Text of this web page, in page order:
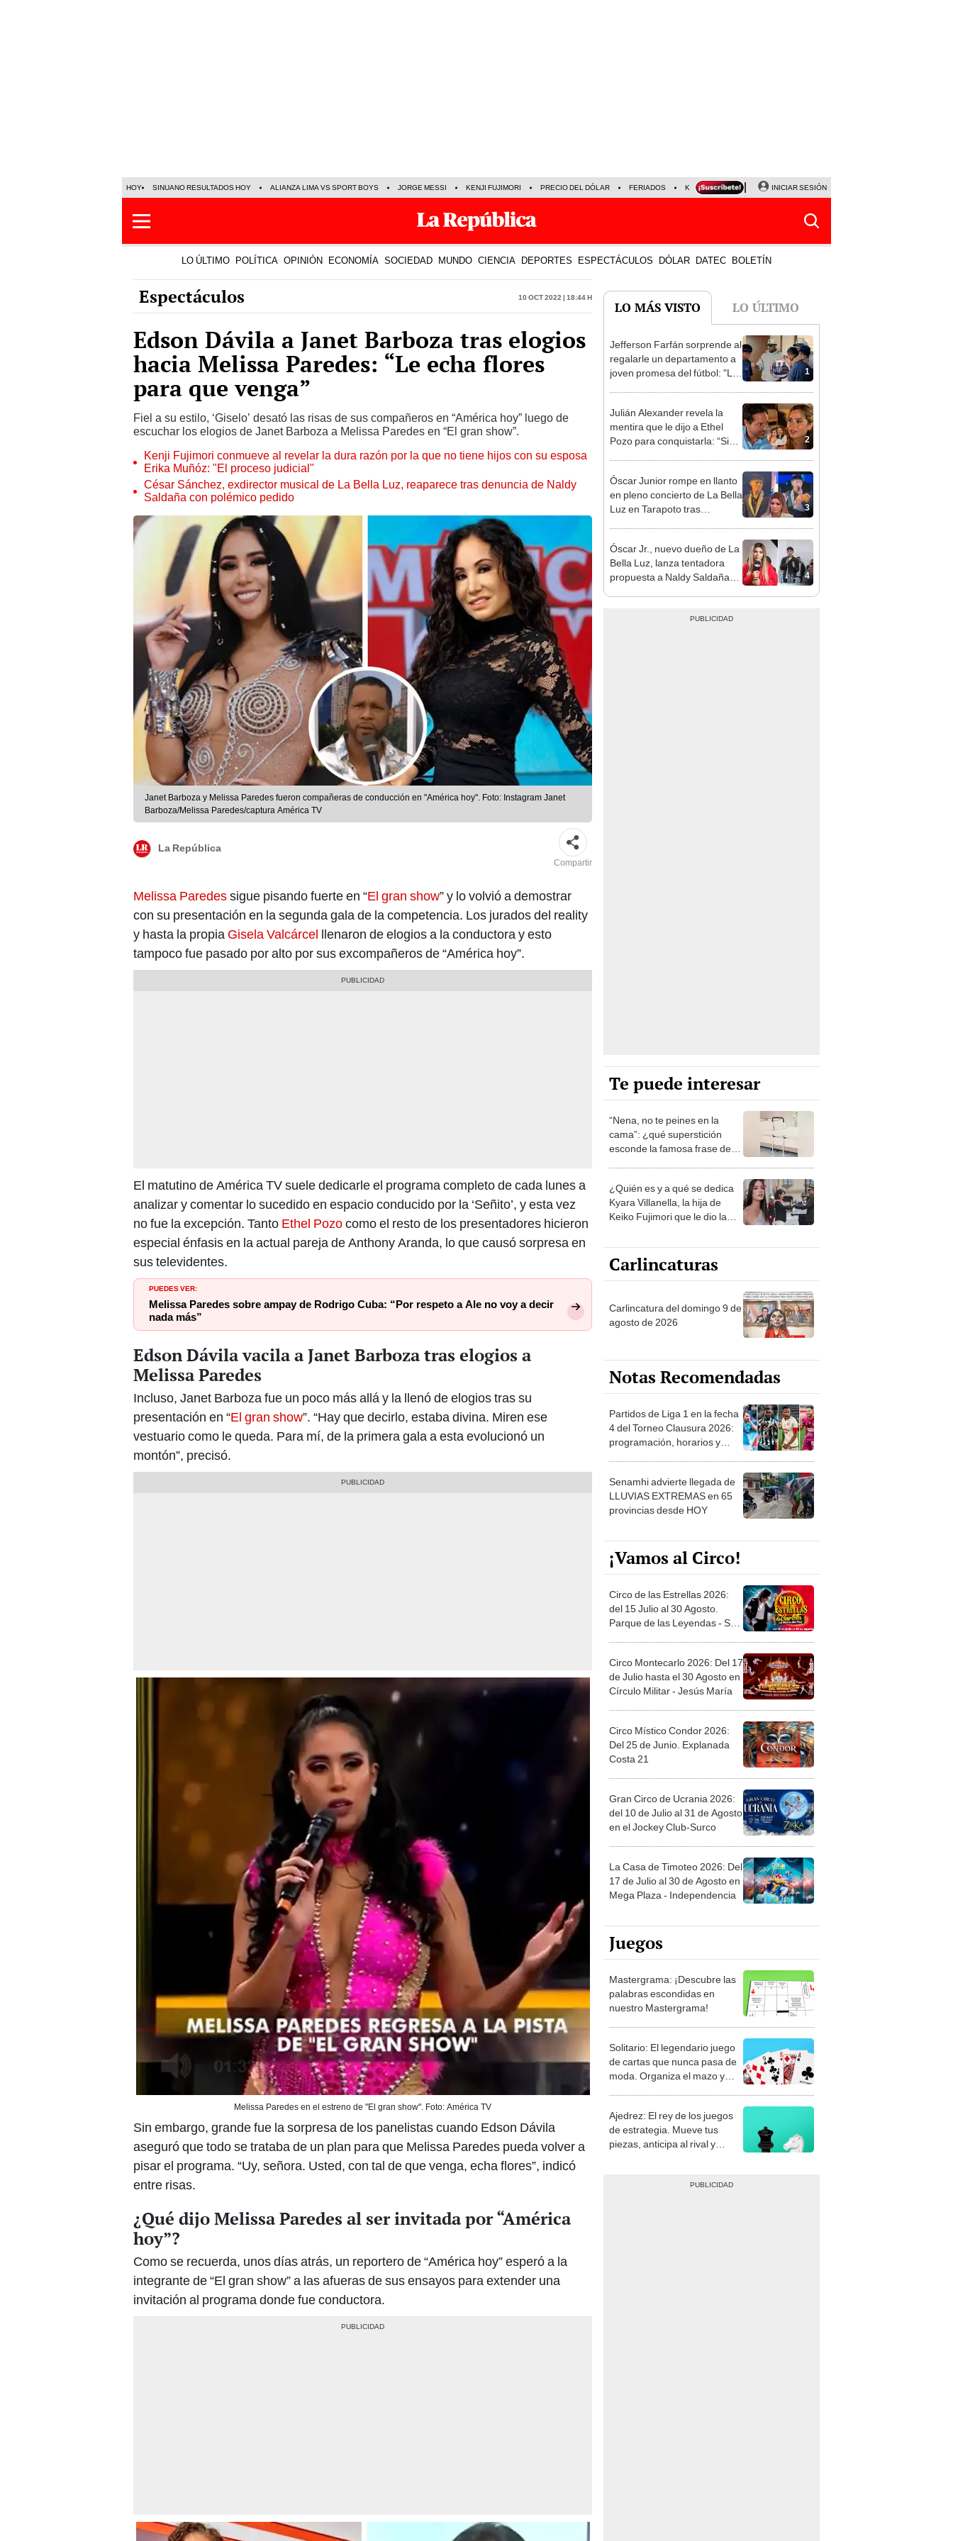
HOY SINUANO RESULTADOS HOY ALIANZA LIMA VS SPORT BOYS JORGE MESSI KENJI FUJIMORI PRECIO DEL DÓLAR FERIADOS KEIKO FUJIMORI NALDY SALDAÑA
INICIAR SESIÓN
LO ÚLTIMO POLÍTICA OPINIÓN ECONOMÍA SOCIEDAD MUNDO CIENCIA DEPORTES ESPECTÁCULOS DÓLAR DATEC BOLETÍN
Espectáculos 10 Oct 2022 | 18:44 h
Edson Dávila a Janet Barboza tras elogios
hacia Melissa Paredes: “Le echa flores
para que venga”
Fiel a su estilo, ‘Giselo’ desató las risas de sus compañeros en “América hoy” luego de
escuchar los elogios de Janet Barboza a Melissa Paredes en “El gran show”.
Kenji Fujimori conmueve al revelar la dura razón por la que no tiene hijos con su esposa
Erika Muñóz: "El proceso judicial"
César Sánchez, exdirector musical de La Bella Luz, reaparece tras denuncia de Naldy
Saldaña con polémico pedido
Janet Barboza y Melissa Paredes fueron compañeras de conducción en "América hoy". Foto: Instagram Janet
Barboza/Melissa Paredes/captura América TV
La República
Compartir
Melissa Paredessigue pisando fuerte en “El gran show” y lo volvió a demostrar
con su presentación en la segunda gala de la competencia. Los jurados del reality
y hasta la propia Gisela Valcárcel llenaron de elogios a la conductora y esto
tampoco fue pasado por alto por sus excompañeros de “América hoy”.
El matutino de América TV suele dedicarle el programa completo de cada lunes a
analizar y comentar lo sucedido en espacio conducido por la ‘Señito’, y esta vez
no fue la excepción. Tanto Ethel Pozocomo el resto de los presentadores hicieron
especial énfasis en la actual pareja de Anthony Aranda, lo que causó sorpresa en
sus televidentes.
PUEDES VER:
Melissa Paredes sobre ampay de Rodrigo Cuba: “Por respeto a Ale no voy a decir
nada más”
Edson Dávila vacila a Janet Barboza tras elogios a
Melissa Paredes
Incluso, Janet Barboza fue un poco más allá y la llenó de elogios tras su
presentación en “El gran show”. “Hay que decirlo, estaba divina. Miren ese
vestuario como le queda. Para mí, de la primera gala a esta evolucionó un
montón”, precisó.
Melissa Paredes en el estreno de "El gran show". Foto: América TV
Sin embargo, grande fue la sorpresa de los panelistas cuando Edson Dávila
aseguró que todo se trataba de un plan para que Melissa Paredes pueda volver a
pisar el programa. “Uy, señora. Usted, con tal de que venga, echa flores”, indicó
entre risas.
¿Qué dijo Melissa Paredes al ser invitada por “América
hoy”?
Como se recuerda, unos días atrás, un reportero de “América hoy” esperó a la
integrante de “El gran show” a las afueras de sus ensayos para extender una
invitación al programa donde fue conductora.
LO MÁS VISTO LO ÚLTIMO
1
Jefferson Farfán sorprende al
regalarle un departamento a
joven promesa del fútbol: "Lo
2
Julián Alexander revela la
mentira que le dijo a Ethel
Pozo para conquistarla: “Si
3
Óscar Junior rompe en llanto
en pleno concierto de La Bella
Luz en Tarapoto tras
4
Óscar Jr., nuevo dueño de La
Bella Luz, lanza tentadora
propuesta a Naldy Saldaña
Te puede interesar
“Nena, no te peines en la
cama”: ¿qué superstición
esconde la famosa frase de
¿Quién es y a qué se dedica
Kyara Villanella, la hija de
Keiko Fujimori que le dio la
Carlincaturas
Carlincatura del domingo 9 de
agosto de 2026
Notas Recomendadas
Partidos de Liga 1 en la fecha
4 del Torneo Clausura 2026:
programación, horarios y
Senamhi advierte llegada de
LLUVIAS EXTREMAS en 65
provincias desde HOY
¡Vamos al Circo!
Circo de las Estrellas 2026:
del 15 Julio al 30 Agosto.
Parque de las Leyendas - San
Circo Montecarlo 2026: Del 17
de Julio hasta el 30 Agosto en
Círculo Militar - Jesús María
Circo Místico Condor 2026:
Del 25 de Junio. Explanada
Costa 21
Gran Circo de Ucrania 2026:
del 10 de Julio al 31 de Agosto
en el Jockey Club-Surco
La Casa de Timoteo 2026: Del
17 de Julio al 30 de Agosto en
Mega Plaza - Independencia
Juegos
Mastergrama: ¡Descubre las
palabras escondidas en
nuestro Mastergrama!
Solitario: El legendario juego
de cartas que nunca pasa de
moda. Organiza el mazo y
Ajedrez: El rey de los juegos
de estrategia. Mueve tus
piezas, anticipa al rival y